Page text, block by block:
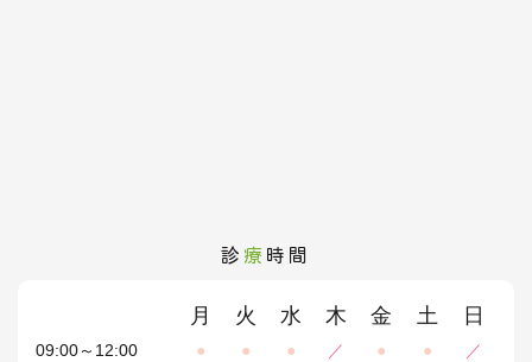
診 療 時間
月 火 水 木 金 土 日
09:00～12:00 ● ● ● ／ ● ●
／